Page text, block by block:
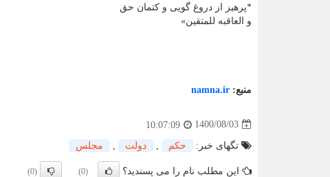
*پرهیز از دروغ گویی و کتمان حق
و العاقبه للمتقین»
منبع: namna.ir
1400/08/03
10:07:09
تگهای خبر: حكم دولت مجلس
این مطلب نام را می پسندید؟ (0)
(0)